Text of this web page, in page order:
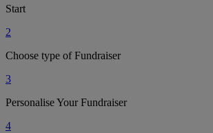
Start
2
Choose type of Fundraiser
3
Personalise Your Fundraiser
4